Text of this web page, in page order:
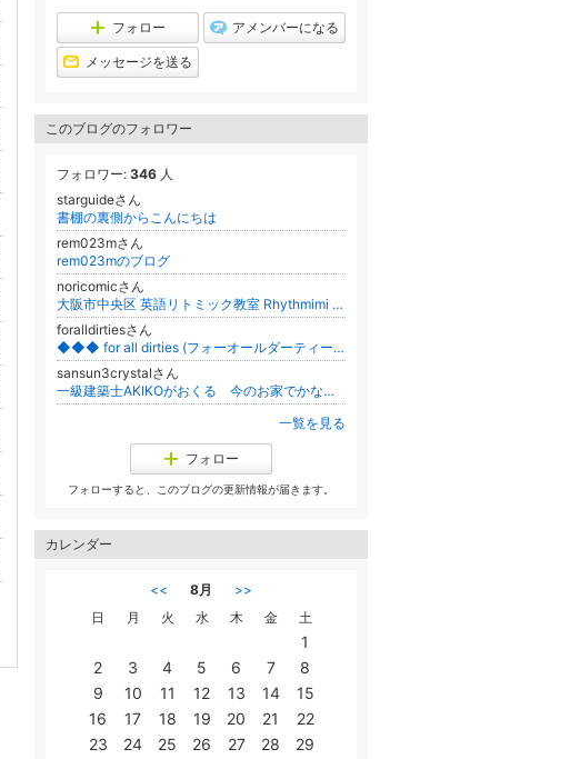
ン
フォロー アメンバーになる
メッセージを送る
このブログのフォロワー
フォロワー: 346 人
starguideさん
書棚の裏側からこんにちは
rem023mさん
rem023mのブログ
noricomicさん
大阪市中央区 英語リトミック教室 Rhythmimi kids English☆
foralldirtiesさん
◆◆◆ for all dirties (フォーオールダーティーズ) Official Blog ◆◆◆
sansun3crystalさん
一級建築士AKIKOがおくる 今のお家でかなえるインテリアと理想の暮らし
一覧を見る
フォロー
フォローすると、このブログの更新情報が届きます。
カレンダー
<< 8月
>>
日
月 火 水 木 金 土
1
2
3 4 5 6 7
8
9
10 11 12 13 14
15
16
17 18 19 20 21
22
23
24 25 26 27 28
29